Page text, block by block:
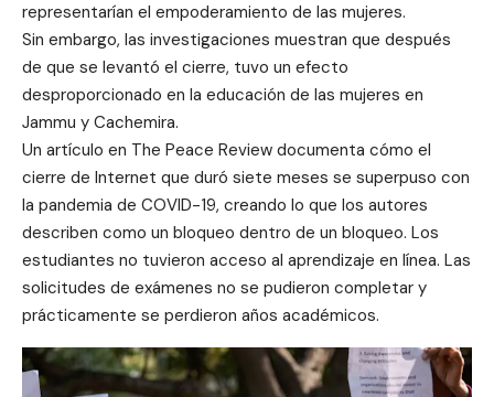
representarían el empoderamiento de las mujeres.
Sin embargo, las investigaciones muestran que después
de que se levantó el cierre, tuvo un efecto
desproporcionado en la educación de las mujeres en
Jammu y Cachemira.
Un artículo en The Peace Review documenta cómo el
cierre de Internet que duró siete meses se superpuso con
la pandemia de COVID-19, creando lo que los autores
describen como un bloqueo dentro de un bloqueo. Los
estudiantes no tuvieron acceso al aprendizaje en línea. Las
solicitudes de exámenes no se pudieron completar y
prácticamente se perdieron años académicos.